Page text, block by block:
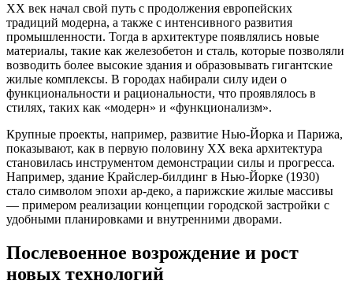
XX век начал свой путь с продолжения европейских
традиций модерна, а также с интенсивного развития
промышленности. Тогда в архитектуре появлялись новые
материалы, такие как железобетон и сталь, которые позволяли
возводить более высокие здания и образовывать гигантские
жилые комплексы. В городах набирали силу идеи о
функциональности и рациональности, что проявлялось в
стилях, таких как «модерн» и «функционализм».
Крупные проекты, например, развитие Нью-Йорка и Парижа,
показывают, как в первую половину XX века архитектура
становилась инструментом демонстрации силы и прогресса.
Например, здание Крайслер-билдинг в Нью-Йорке (1930)
стало символом эпохи ар-деко, а парижские жилые массивы
— примером реализации концепции городской застройки с
удобными планировками и внутренними дворами.
Послевоенное возрождение и рост
новых технологий